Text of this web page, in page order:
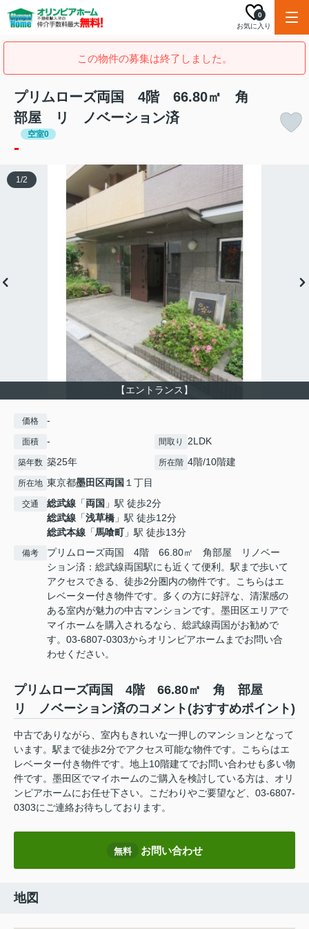
お気に入り
0
この物件の募集は終了しました。
プリムローズ両国 4階 66.80㎡ 角
部屋 リ ノベーション済
空室0
-
【エントランス】
1/2
価格 -
面積 - 間取り 2LDK
築年数 築25年 所在階 4階/10階建
所在地 東京都墨田区両国 １丁目
交通 総武線 「両国 」駅 徒歩2分
総武線 「浅草橋 」駅 徒歩12分
総武本線 「馬喰町」駅 徒歩13分
備考
プリムローズ両国 4階 66.80㎡ 角部屋 リノベー
ション済：総武線両国駅にも近くて便利。駅まで歩いて
アクセスできる、徒歩2分圏内の物件です。こちらはエ
レベーター付き物件です。多くの方に好評な、清潔感の
ある室内が魅力の中古マンションです。墨田区エリアで
マイホームを購入されるなら、総武線両国がお勧めで
す。03-6807-0303からオリンピアホームまでお問い合
わせください。
プリムローズ両国 4階 66.80㎡ 角 部屋
リ ノベーション済のコメント(おすすめポイント)
中古でありながら、室内もきれいな一押しのマンションとなって
います。駅まで徒歩2分でアクセス可能な物件です。こちらはエ
レベーター付き物件です。地上10階建てでお問い合わせも多い物
件です。墨田区でマイホームのご購入を検討している方は、オリ
ンピアホームにお任せ下さい。こだわりやご要望など、03-6807-
0303にご連絡お待ちしております。
無料 お問い合わせ
地図